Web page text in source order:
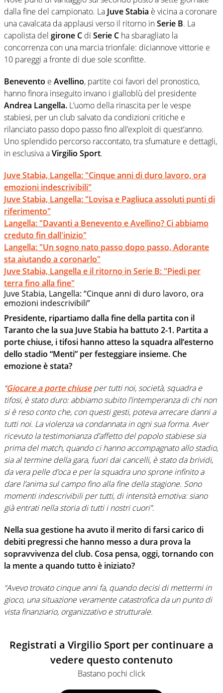
spesso precorre gli addetti ai lavori e li scova prima di
loro
dalla fine del campionato. La JuveStabia è vicina a coronare
una cavalcata da applausi verso il ritorno inSerie B. La
capolista del girone C di Serie C ha sbaragliato la
concorrenza con una marcia trionfale: diciannove vittorie e
10 pareggi a fronte di due sole sconfitte.
Benevento e Avellino, partite coi favori del pronostico,
hanno finora inseguito invano i gialloblù del presidente
Andrea Langella. L’uomo della rinascita per le vespe
stabiesi, per un club salvato da condizioni critiche e
rilanciato passo dopo passo fino all’exploit di quest’anno.
Uno splendido percorso raccontato, tra sfumature e dettagli,
in esclusiva aVirgilio Sport.
Juve Stabia, Langella: "Cinque anni di duro lavoro, ora
emozioni indescrivibili"
Juve Stabia, Langella: "Lovisa e Pagliuca assoluti punti di
riferimento"
Langella: "Davanti a Benevento e Avellino? Ci abbiamo
creduto fin dall'inizio"
Langella: "Un sogno nato passo dopo passo, Adorante
sta aiutando a coronarlo"
Juve Stabia, Langella e il ritorno in Serie B: "Piedi per
terra fino alla fine"
Juve Stabia, Langella: “Cinque anni di duro lavoro, ora
emozioni indescrivibili”
Presidente, ripartiamo dalla fine della partita con il
Taranto che la sua Juve Stabia ha battuto 2-1. Partita a
porte chiuse, i tifosi hanno atteso la squadra all’esterno
dello stadio “Menti” per festeggiare insieme. Che
emozione è stata?
“Giocare a porte chiuseper tutti noi, società, squadra e
tifosi, è stato duro: abbiamo subito l’intemperanza di chi non
si è reso conto che, con questi gesti, poteva arrecare danni a
tutti noi. La violenza va condannata in ogni sua forma. Aver
ricevuto la testimonianza d’affetto del popolo stabiese sia
prima del match, quando ci hanno accompagnato allo stadio,
sia al termine della gara, fuori dai cancelli, è stato da brividi,
da vera pelle d’oca e per la squadra uno sprone infinito a
dare l’anima sul campo fino alla fine della stagione. Sono
momenti indescrivibili per tutti, di intensità emotiva: siano
già entrati nella storia di tutti i nostri cuori”.
Nella sua gestione ha avuto il merito di farsi carico di
debiti pregressi che hanno messo a dura prova la
sopravvivenza del club. Cosa pensa, oggi, tornando con
la mente a quando tutto è iniziato?
“Avevo trovato cinque anni fa, quando decisi di mettermi in
gioco, una situazione veramente catastrofica da un punto di
vista finanziario, organizzativo e strutturale.
Registrati a Virgilio Sport per continuare a
vedere questo contenuto
Bastano pochi click